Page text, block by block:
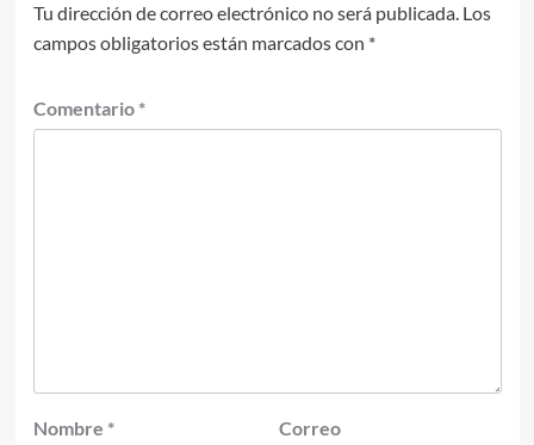
Tu dirección de correo electrónico no será publicada. Los
campos obligatorios están marcados con *
Comentario *
Nombre *
Correo